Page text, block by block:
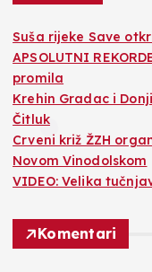
Suša rijeke Save
APSOLUTNI
promila
Krehin Gradac i
Čitluk
Crveni križ ŽZH
Novom Vinodolskom
VIDEO: Velika
Komentari